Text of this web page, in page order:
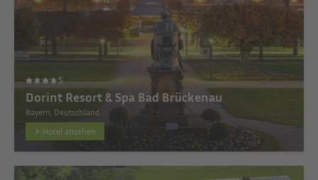
S
Dorint Resort & Spa Bad Brückenau
Bayern, Deutschland
Hotel ansehen